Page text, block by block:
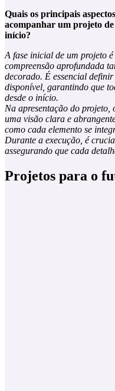
Quais os principais
acompanhar um projeto de
início?
A fase inicial de um projeto
compreensão aprofundada
decorado. É essencial
disponível, garantindo que
desde o início.
Na apresentação do
uma visão clara e
como cada elemento se
Durante a execução, é
assegurando que cada
Projetos para o